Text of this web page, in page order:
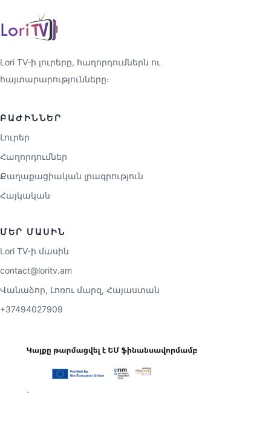
Lori TV-ի լուրերը, հաղորդումներն ու
հայտարարությունները։
ԲԱԺԻՆՆԵՐ
Լուրեր
Հաղորդումներ
Քաղաքացիական լրագրություն
Հայկական
ՄԵՐ ՄԱՍԻՆ
Lori TV-ի մասին
contact@loritv.am
Վանաձոր, Լոռու մարզ, Հայաստան
+37494027909